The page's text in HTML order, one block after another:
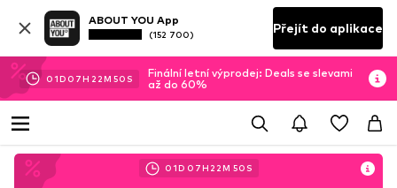
ABOUT YOU App
(152 700) Přejít do aplikace
01D 07H 22M 47 S
Finální letní výprodej: Deals se slevami
až do 60%
01D 07H 22M 47 S